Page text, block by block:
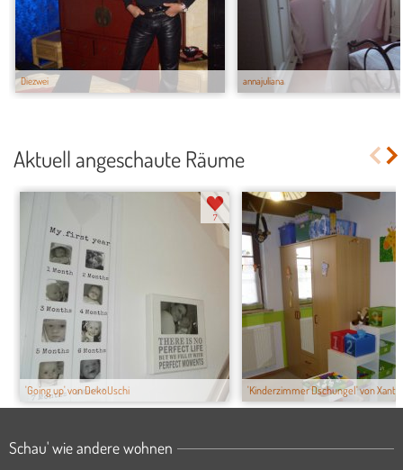
Diezwei annajuliana
Aktuell angeschaute Räume
'Going up' von DekoUschi
7
'Kinderzimmer Dschungel' von Xantia
Schau' wie andere wohnen